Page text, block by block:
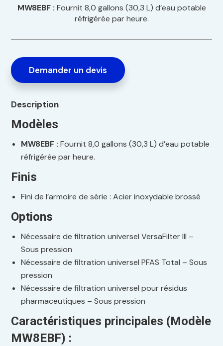
MW8EBF : Fournit 8,0 gallons (30,3 L) d’eau potable
réfrigérée par heure.
Demander un devis
Description
Modèles
MW8EBF : Fournit 8,0 gallons (30,3 L) d’eau potable
réfrigérée par heure.
Finis
Fini de l’armoire de série : Acier inoxydable brossé
Options
Nécessaire de filtration universel VersaFilter III –
Sous pression
Nécessaire de filtration universel PFAS Total – Sous
pression
Nécessaire de filtration universel pour résidus
pharmaceutiques – Sous pression
Caractéristiques principales (Modèle
MW8EBF) :